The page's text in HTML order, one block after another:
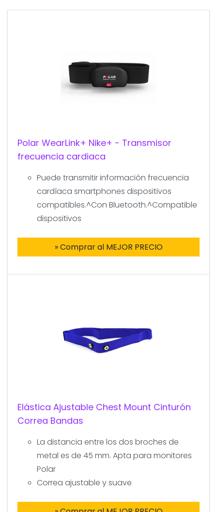
Polar WearLink+ Nike+ - Transmisor
frecuencia cardiaca
Puede transmitir información frecuencia
cardíaca smartphones dispositivos
compatibles.^Con Bluetooth.^Compatible
dispositivos
» Comprar al MEJOR PRECIO
Elástica Ajustable Chest Mount Cinturón
Correa Bandas
La distancia entre los dos broches de
metal es de 45 mm. Apta para monitores
Polar
Correa ajustable y suave